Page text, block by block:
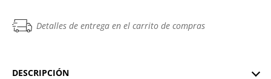
Detalles de entrega en el carrito de compras
DESCRIPCIÓN